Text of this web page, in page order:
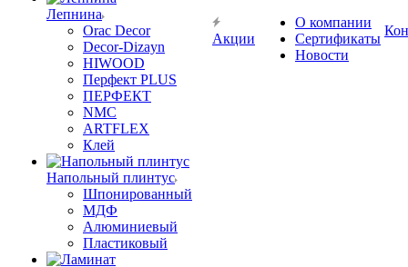
Лепнина
Orac Decor
Decor-Dizayn
HIWOOD
Перфект PLUS
ПЕРФЕКТ
NMC
ARTFLEX
Клей
Напольный плинтус
Шпонированный
МДФ
Алюминиевый
Пластиковый
Акции
О компании
Сертификаты
Новости